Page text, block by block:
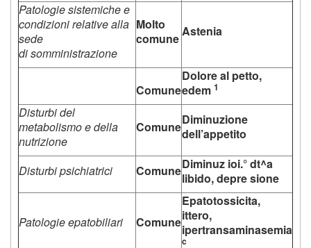
Patologie sistemiche e
condizioni relative alla
sede
di somministrazione
Molto
comuneAstenia
Comune
Dolore al petto,
edem 1
Disturbi del
metabolismo e della
nutrizione
ComuneDiminuzione
dell’appetito
Disturbi psichiatrici ComuneDiminuz ioi.° dt^a
libido, depre sione
Patologie epatobiliari Comune
Epatotossicita,
ittero,
ipertransaminasemia
c